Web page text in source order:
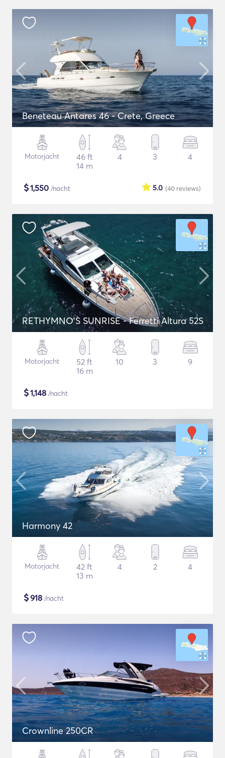
Beneteau Antares 46 - Crete, Greece
Motorjacht
46 ft
14 m
4 3 4
$1,550 /nacht (40 reviews)
5.0
RETHYMNO'S SUNRISE - Ferretti Altura 52S
Motorjacht
52 ft
16 m
10 3 9
$1,148 /nacht
Harmony 42
Motorjacht
42 ft
13 m
4 2 4
$918 /nacht
Crownline 250CR